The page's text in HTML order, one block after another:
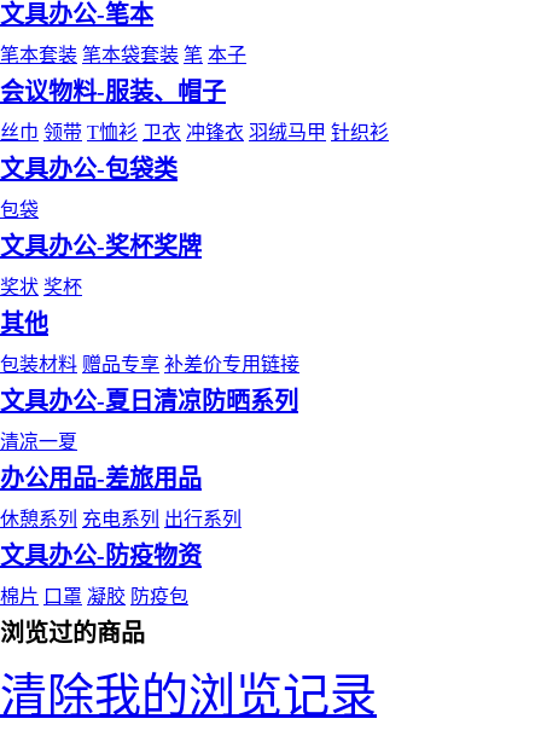
文具办公-笔本
笔本套装 笔本袋套装 笔 本子
会议物料-服装、帽子
丝巾 领带 T恤衫 卫衣 冲锋衣 羽绒马甲 针织衫
文具办公-包袋类
包袋
文具办公-奖杯奖牌
奖状 奖杯
其他
包装材料 赠品专享 补差价专用链接
文具办公-夏日清凉防晒系列
清凉一夏
办公用品-差旅用品
休憩系列 充电系列 出行系列
文具办公-防疫物资
棉片 口罩 凝胶 防疫包
浏览过的商品
清除我的浏览记录